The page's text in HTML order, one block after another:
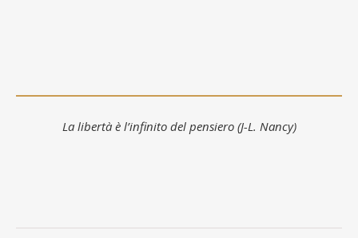
La libertà è l’infinito del pensiero (J-L. Nancy)